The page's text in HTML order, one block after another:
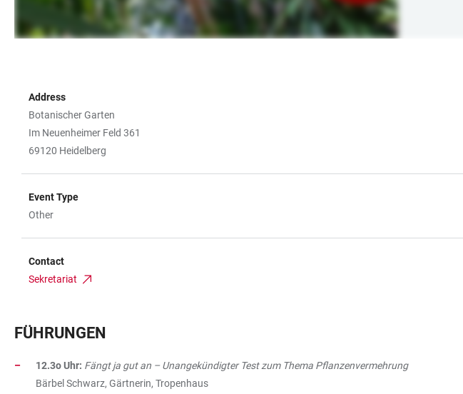
Address
Botanischer Garten
Im Neuenheimer Feld 361
69120 Heidelberg
Event Type
Other
Contact
Sekretariat
FÜHRUNGEN
12.3o Uhr: Fängt ja gut an – Unangekündigter Test zum Thema Pflanzenvermehrung
Bärbel Schwarz, Gärtnerin, Tropenhaus